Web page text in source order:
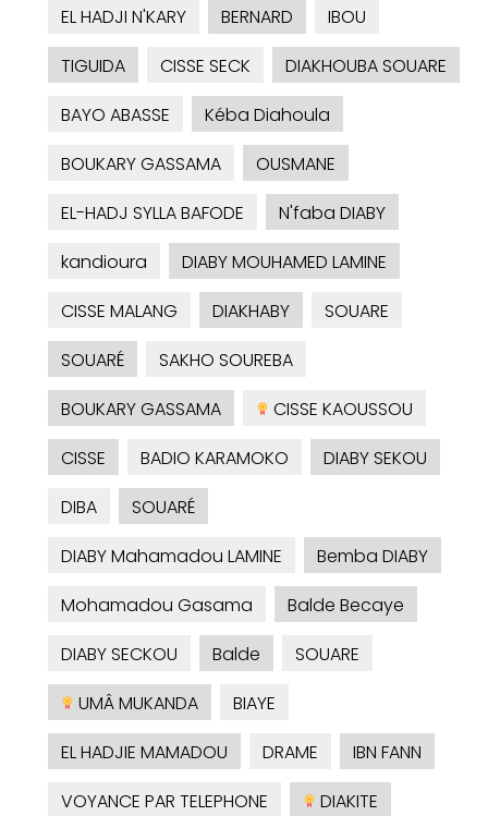
EL HADJI N'KARY BERNARD
IBOU
TIGUIDA
CISSE SECK
DIAKHOUBA SOUARE
BAYO ABASSE
Kéba Diahoula
BOUKARY GASSAMA
OUSMANE
EL-HADJ SYLLA BAFODE
N'faba DIABY
kandioura
DIABY MOUHAMED LAMINE
CISSE MALANG
DIAKHABY
SOUARE
SOUARÉ
SAKHO SOUREBA
BOUKARY GASSAMA
CISSE KAOUSSOU
CISSE
BADIO KARAMOKO
DIABY SEKOU
DIBA
SOUARÉ
DIABY Mahamadou LAMINE
Bemba DIABY
Mohamadou Gasama
Balde Becaye
DIABY SECKOU
Balde
SOUARE
UMÂ MUKANDA
BIAYE
EL HADJIE MAMADOU
DRAME
IBN FANN
VOYANCE PAR TELEPHONE
DIAKITE